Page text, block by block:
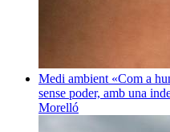
Medi ambient «Com a
sense poder, amb una
Morelló